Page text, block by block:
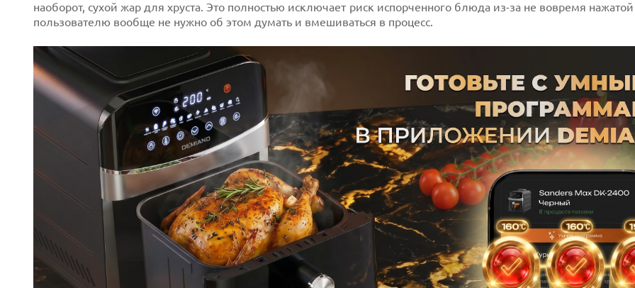
наоборот, сухой жар для хруста. Это полностью исключает риск испорченного блюда из-за не вовремя
пользователю вообще не нужно об этом думать и вмешиваться в процесс.